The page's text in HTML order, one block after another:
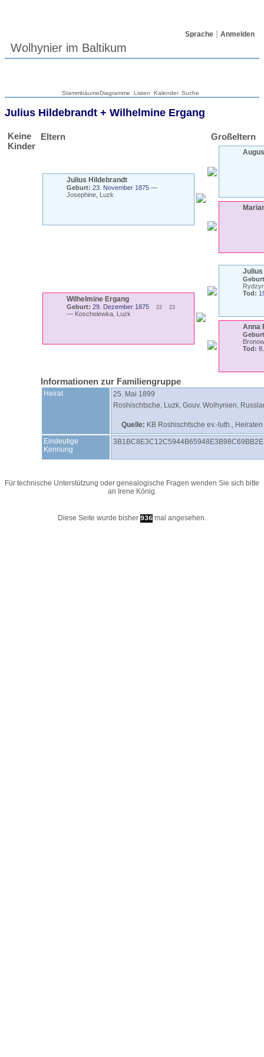
Sprache Anmelden
Wolhynier im Baltikum
StammbäumeDiagramme Listen Kalender Suche
Julius Hildebrandt + Wilhelmine Ergang
Keine
Kinder
Eltern Großeltern
Julius Hildebrandt
Geburt: 23. November 1875 —
Josephine, Luzk
Wilhelmine Ergang
Geburt: 29. Dezember 1875 22 23
— Koschelewka, Luzk
Julius
Tod:
Anna
Tod:
Informationen zur Familiengruppe
Heirat
25. Mai 1899
Roshischtsche, Luzk, Gouv. Wolhynien,
Quelle: KB Roshischtsche ev.-luth.,
Eindeutige
Kennung
Für technische Unterstützung oder genealogische Fragen wenden Sie sich bitte
an Irene König.
Diese Seite wurde bisher 936 mal angesehen.